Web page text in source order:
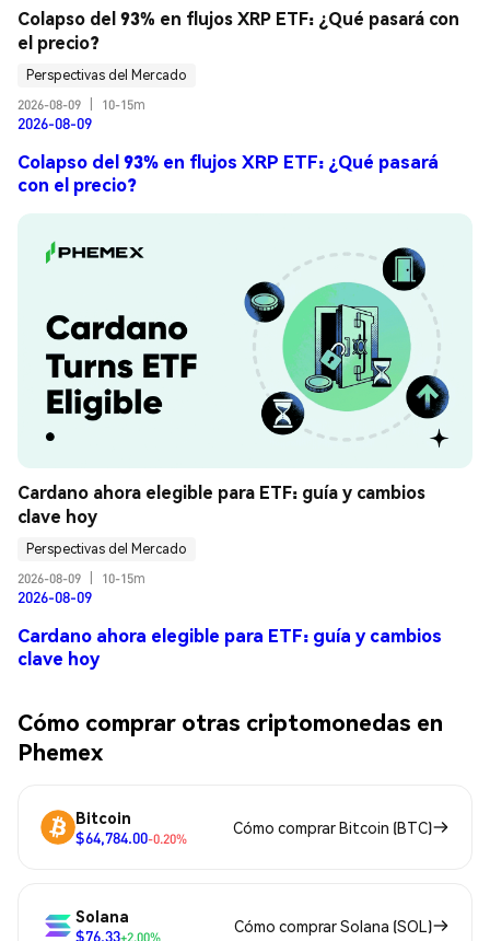
Colapso del 93% en flujos XRP ETF: ¿Qué pasará con
el precio?
Perspectivas del Mercado
2026-08-09
10-15m
2026-08-09
Colapso del 93% en flujos XRP ETF: ¿Qué pasará
con el precio?
Cardano ahora elegible para ETF: guía y cambios
clave hoy
Perspectivas del Mercado
2026-08-09
10-15m
2026-08-09
Cardano ahora elegible para ETF: guía y cambios
clave hoy
Cómo comprar otras criptomonedas en
Phemex
Bitcoin
$64,784.00-0.20%
Cómo comprar Bitcoin (BTC)
Solana
$76.33+2.00%
Cómo comprar Solana (SOL)